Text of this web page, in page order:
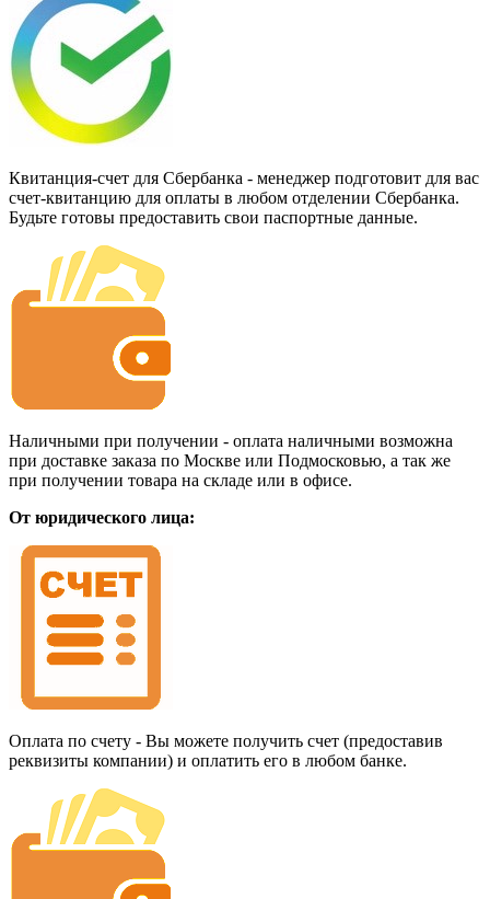
Квитанция-счет для Сбербанка - менеджер подготовит для вас
счет-квитанцию для оплаты в любом отделении Сбербанка.
Будьте готовы предоставить свои паспортные данные.
Наличными при получении - оплата наличными возможна
при доставке заказа по Москве или Подмосковью, а так же
при получении товара на складе или в офисе.
От юридического лица:
Оплата по счету - Вы можете получить счет (предоставив
реквизиты компании) и оплатить его в любом банке.